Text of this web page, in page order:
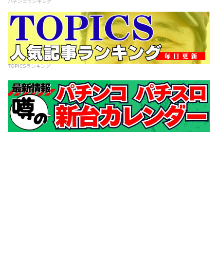
パチンコランキング
TOPICSランキング